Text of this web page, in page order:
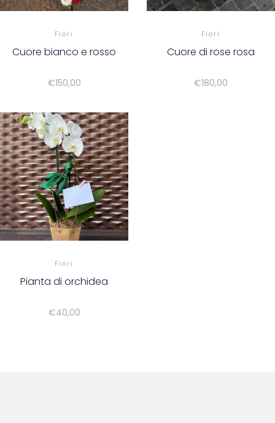
Fiori
Cuore bianco e rosso
€150,00
Fiori
Cuore di rose rosa
€180,00
Fiori
Pianta di orchidea
€40,00